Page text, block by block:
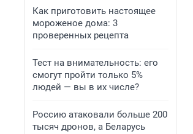
Как приготовить настоящее
мороженое дома: 3
проверенных рецепта
Тест на внимательность: его
смогут пройти только 5%
людей — вы в их числе?
Россию атаковали больше 200
тысяч дронов, а Беларусь